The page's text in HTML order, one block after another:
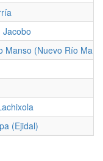
Jacobo
Manso (Nuevo Río
(Ejidal)